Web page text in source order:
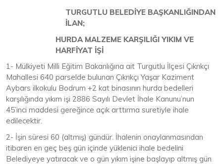
TURGUTLU BELEDİYE BAŞKANLIĞINDAN
İLAN;
HURDA MALZEME KARŞILIĞI YIKIM VE
HARFİYAT İŞİ
1- Mülkiyeti Milli Eğitim Bakanlığına ait Turgutlu İlçesi Çıkrıkçı
Mahallesi 640 parselde bulunan Çıkrıkçı Yaşar Kaziment
Aybars ilkokulu Bodrum +2 kat binasının hurda bedelleri
karşılığında yıkım işi 2886 Sayılı Devlet İhale Kanunu’nun
45’inci maddesi gereğince açık arttırma suretiyle ihale
edilecektir.
2- İşin süresi 60 (altmış) gündür. İhalenin onaylanmasından
itibaren en geç beş gün içinde yüklenici ihale bedelini
Belediyeye yatıracak ve o gün yıkım işine başlayıp altmış gün